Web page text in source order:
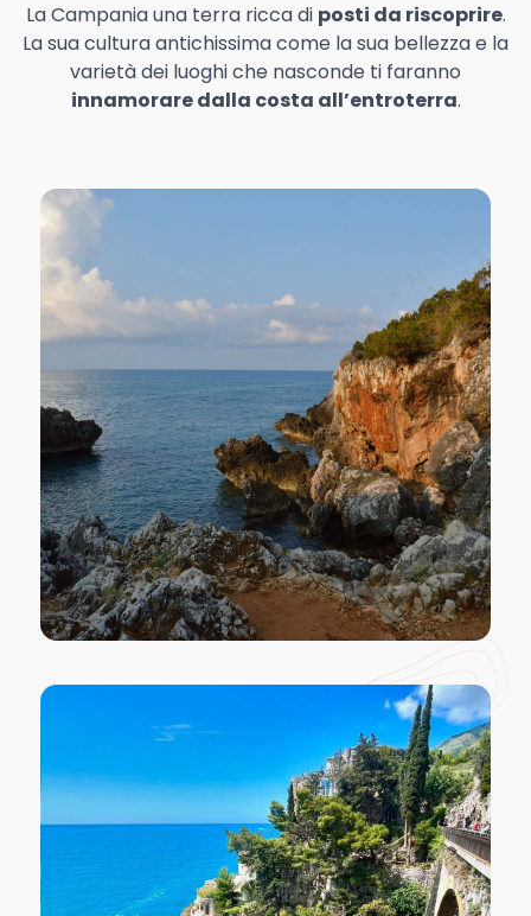
La Campania una terra ricca di posti da riscoprire.
La sua cultura antichissima come la sua bellezza e la
varietà dei luoghi che nasconde ti faranno
innamorare dalla costa all’entroterra.